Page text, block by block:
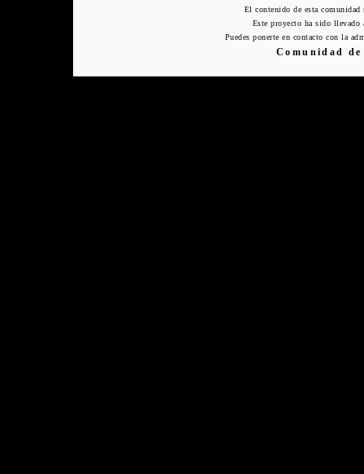
El contenido de esta
Este proyecto ha sido
Puedes ponerte en contacto con la
Comunidad